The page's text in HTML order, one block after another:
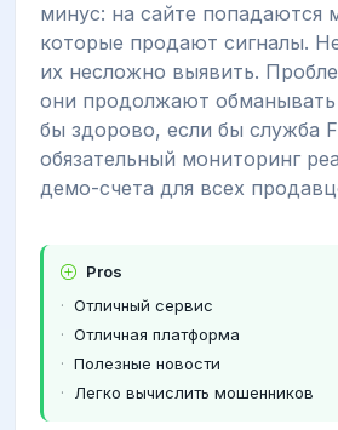
минус: на сайте попадаются
которые продают сигналы.
их несложно выявить.
они продолжают
бы здорово, если бы служба
обязательный мониторинг
демо-счета для всех
Pros
Отличный сервис
Отличная платформа
Полезные новости
Легко вычислить мошенников